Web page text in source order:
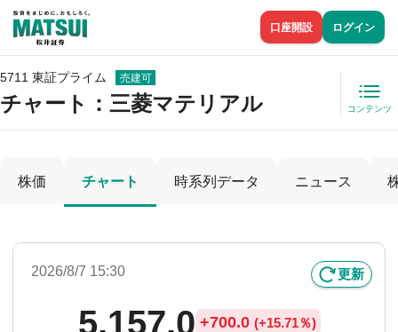
口座開設 ログイン
5711 東証プライム 売建可
チャート： 三菱マテリアル コンテンツ
株価 チャート 時系列データ ニュース
2026/8/7 15:30 更新
5,157.0 +700.0 (+15.71％)